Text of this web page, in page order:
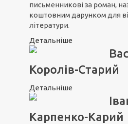
письменникові за роман,
коштовним дарунком для
літератури.
Детальніше
Королів-Старий
Детальніше
Карпенко-Карий